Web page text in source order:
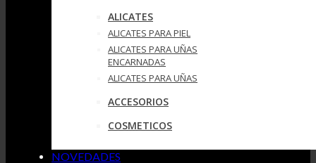
ALICATES
ALICATES PARA PIEL
ALICATES PARA UÑAS
ENCARNADAS
ALICATES PARA UÑAS
ACCESORIOS
COSMETICOS
NOVEDADES